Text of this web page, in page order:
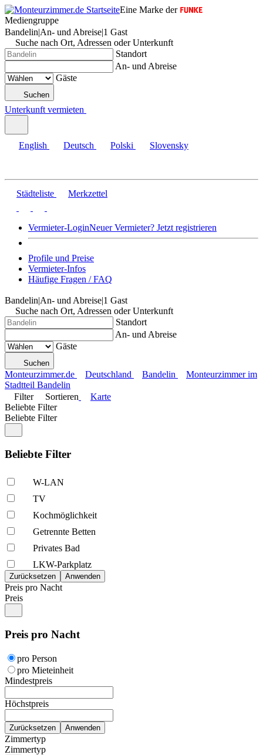
Eine Marke der
Mediengruppe
Bandelin|An- und Abreise|1 Gast
Suche nach Ort, Adressen oder Unterkunft
Standort
An- und Abreise
Gäste
Suchen
Unterkunft vermieten
English Deutsch Polski Slovensky
Städteliste Merkzettel
Vermieter-LoginNeuer Vermieter? Jetzt registrieren
Profile und Preise
Vermieter-Infos
Häufige Fragen / FAQ
Bandelin|An- und Abreise|1 Gast
Suche nach Ort, Adressen oder Unterkunft
Standort
An- und Abreise
Gäste
Suchen
Monteurzimmer.de Deutschland Bandelin
Monteurzimmer im
Stadtteil Bandelin
Filter
Sortieren
Karte
Beliebte Filter
Beliebte Filter
Beliebte Filter
W-LAN
TV
Kochmöglich­keit
Getrennte Betten
Privates Bad
LKW-Parkplatz
Preis pro Nacht
Preis
Preis pro Nacht
pro Person
pro Mieteinheit
Mindestpreis
Höchstpreis
Zimmertyp
Zimmertyp